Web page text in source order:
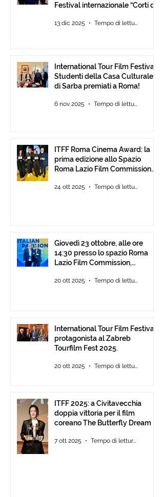
Festival internazionale “Corti da
13 dic 2025 Tempo di lettura: 2 min
International Tour Film Festival:
Studenti della Casa Culturale
di Sarba premiati a Roma!
6 nov 2025 Tempo di lettura: 2 min
ITFF Roma Cinema Award: la
prima edizione allo Spazio
Roma Lazio Film Commission
24 ott 2025 Tempo di lettura: 2 min
Giovedì 23 ottobre, alle ore
14:30 presso lo spazio Roma
Lazio Film Commission,
Musica Roma, consegna degli
20 ott 2025 Tempo di lettura: 2 min
International Tour Film Festival
protagonista al Zabreb
Tourfilm Fest 2025.
20 ott 2025 Tempo di lettura: 1 min
ITFF 2025: a Civitavecchia
doppia vittoria per il film
coreano The Butterfly Dream
7 ott 2025 Tempo di lettura: 4 min